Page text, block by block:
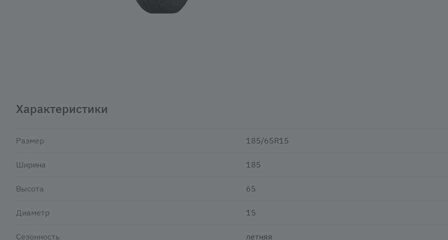
Характеристики
Размер 185/65R15
Ширина 185
Высота 65
Диаметр 15
Сезонность летняя